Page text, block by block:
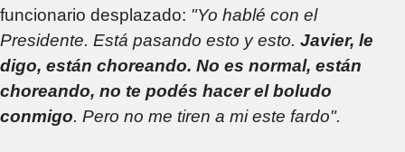
funcionario desplazado: "Yo hablé con el
Presidente. Está pasando esto y esto. Javier, le
digo, están choreando. No es normal, están
choreando, no te podés hacer el boludo
conmigo. Pero no me tiren a mi este fardo".